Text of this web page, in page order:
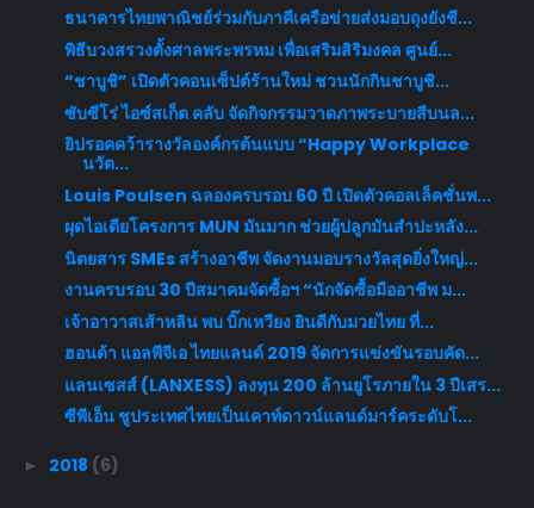
ธนาคารไทยพาณิชย์ร่วมกับภาคีเครือข่ายส่งมอบถุงยังชี...
พิธีบวงสรวงตั้งศาลพระพรหม เพื่อเสริมสิริมงคล ศูนย์...
“ชาบูชิ” เปิดตัวคอนเซ็ปต์ร้านใหม่ ชวนนักกินชาบูชิ...
ซับซีโร่ ไอซ์สเก็ต คลับ จัดกิจกรรมวาดภาพระบายสีบนล...
ยิปรอคคว้ารางวัลองค์กรต้นแบบ “Happy Workplace
นวัต...
Louis Poulsen ฉลองครบรอบ 60 ปี เปิดตัวคอลเล็คชั่นพ...
ผุดไอเดียโครงการ MUN มันมาก ช่วยผู้ปลูกมันสำปะหลัง...
นิตยสาร SMEs สร้างอาชีพ จัดงานมอบรางวัลสุดยิ่งใหญ่...
งานครบรอบ 30 ปีสมาคมจัดซื้อฯ “นักจัดซื้อมืออาชีพ ม...
เจ้าอาวาสเส้าหลิน พบ บิ๊กเหวียง ยินดีกับมวยไทย ที่...
ฮอนด้า แอลพีจีเอ ไทยแลนด์ 2019 จัดการแข่งขันรอบคัด...
แลนเซสส์ (LANXESS) ลงทุน 200 ล้านยูโรภายใน 3 ปีเสร...
ซีพีเอ็น ชูประเทศไทยเป็นเคาท์ดาวน์แลนด์มาร์คระดับโ...
► 2018 (6)